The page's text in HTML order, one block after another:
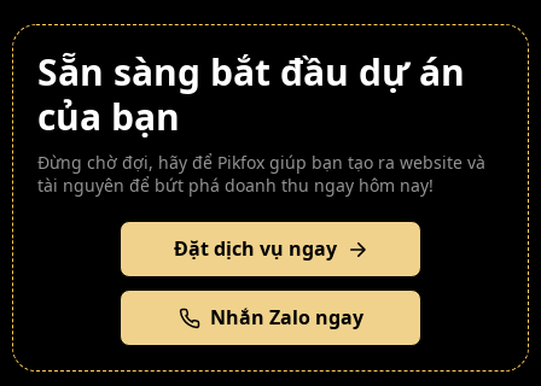
Sẵn sàng bắt đầu dự án
của bạn
Đừng chờ đợi, hãy để Pikfox giúp bạn tạo ra website và
tài nguyên để bứt phá doanh thu ngay hôm nay!
Đặt dịch vụ ngay
Nhắn Zalo ngay